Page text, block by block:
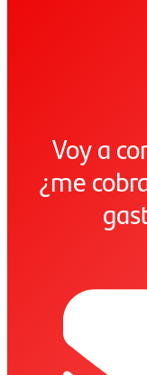
Voy a
¿me